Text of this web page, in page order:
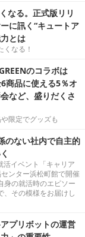
ない社内で自主的
イベント「キャリア
ンター浜松町館で開催
の就活時のエピソー
プリボットの運営
」の重要性
イベント「キャリア
ンター浜松町館で開催
、その模様をお届けし
―基本無料モンス
アニモ（Aniim
クして空を飛び、
！